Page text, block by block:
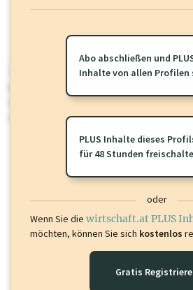
wirtschaft.at PLUS
Sie momentan nicht einsehen können.
oder loggen Sie sich ein um diese Inhalte zu
Abo abschließen und
Inhalte von allen Profilen
PLUS Inhalte dieses
für 48 Stunden
oder
Wenn Sie die wirtschaft.at PLUS
möchten, können Sie sich kostenlos
Gratis